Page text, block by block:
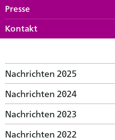
Presse
Kontakt
Nachrichten 2025
Nachrichten 2024
Nachrichten 2023
Nachrichten 2022